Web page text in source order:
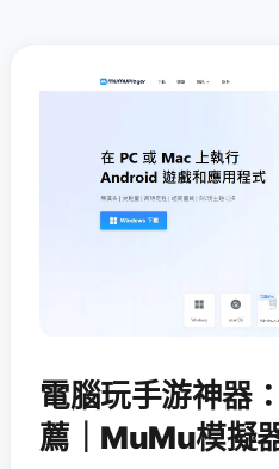
電腦玩手游神器
薦｜MuMu模擬